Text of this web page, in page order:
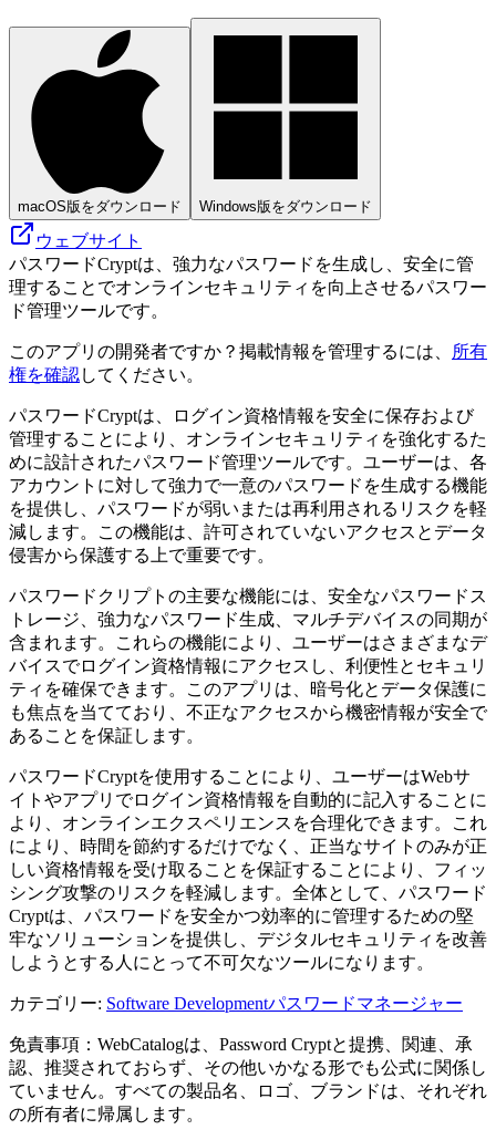
macOS版をダウンロード Windows版をダウンロード
ウェブサイト
パスワードCryptは、強力なパスワードを生成し、安全に管
理することでオンラインセキュリティを向上させるパスワー
ド管理ツールです。
このアプリの開発者ですか？掲載情報を管理するには、
所有
権を確認してください。
パスワードCryptは、ログイン資格情報を安全に保存および
管理することにより、オンラインセキュリティを強化するた
めに設計されたパスワード管理ツールです。ユーザーは、各
アカウントに対して強力で一意のパスワードを生成する機能
を提供し、パスワードが弱いまたは再利用されるリスクを軽
減します。この機能は、許可されていないアクセスとデータ
侵害から保護する上で重要です。
パスワードクリプトの主要な機能には、安全なパスワードス
トレージ、強力なパスワード生成、マルチデバイスの同期が
含まれます。これらの機能により、ユーザーはさまざまなデ
バイスでログイン資格情報にアクセスし、利便性とセキュリ
ティを確保できます。このアプリは、暗号化とデータ保護に
も焦点を当てており、不正なアクセスから機密情報が安全で
あることを保証します。
パスワードCryptを使用することにより、ユーザーはWebサ
イトやアプリでログイン資格情報を自動的に記入することに
より、オンラインエクスペリエンスを合理化できます。これ
により、時間を節約するだけでなく、正当なサイトのみが正
しい資格情報を受け取ることを保証することにより、フィッ
シング攻撃のリスクを軽減します。全体として、パスワード
Cryptは、パスワードを安全かつ効率的に管理するための堅
牢なソリューションを提供し、デジタルセキュリティを改善
しようとする人にとって不可欠なツールになります。
カテゴリー: Software Developmentパスワードマネージャー
免責事項：WebCatalogは、Password Cryptと提携、関連、承
認、推奨されておらず、その他いかなる形でも公式に関係し
ていません。すべての製品名、ロゴ、ブランドは、それぞれ
の所有者に帰属します。